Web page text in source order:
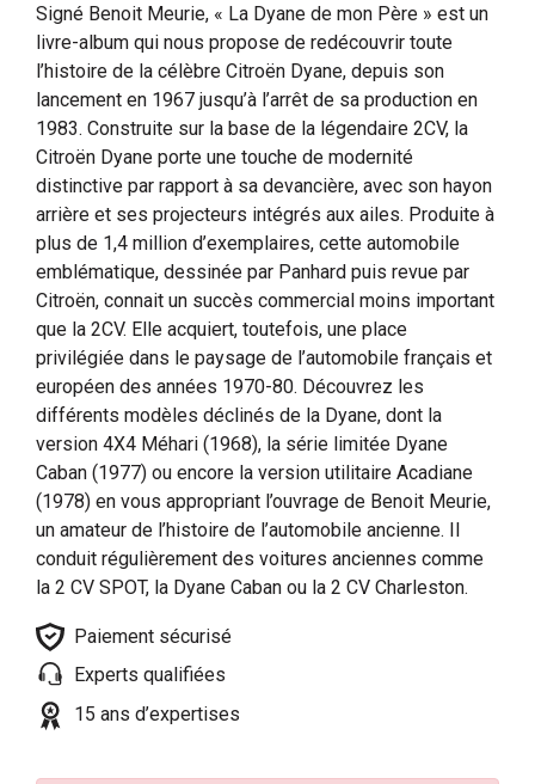
Signé Benoit Meurie, « La Dyane de mon Père » est un
livre-album qui nous propose de redécouvrir toute
l’histoire de la célèbre Citroën Dyane, depuis son
lancement en 1967 jusqu’à l’arrêt de sa production en
1983. Construite sur la base de la légendaire 2CV, la
Citroën Dyane porte une touche de modernité
distinctive par rapport à sa devancière, avec son hayon
arrière et ses projecteurs intégrés aux ailes. Produite à
plus de 1,4 million d’exemplaires, cette automobile
emblématique, dessinée par Panhard puis revue par
Citroën, connait un succès commercial moins important
que la 2CV. Elle acquiert, toutefois, une place
privilégiée dans le paysage de l’automobile français et
européen des années 1970-80. Découvrez les
différents modèles déclinés de la Dyane, dont la
version 4X4 Méhari (1968), la série limitée Dyane
Caban (1977) ou encore la version utilitaire Acadiane
(1978) en vous appropriant l’ouvrage de Benoit Meurie,
un amateur de l’histoire de l’automobile ancienne. Il
conduit régulièrement des voitures anciennes comme
la 2 CV SPOT, la Dyane Caban ou la 2 CV Charleston.
Paiement sécurisé
Experts qualifiées
15 ans d’expertises